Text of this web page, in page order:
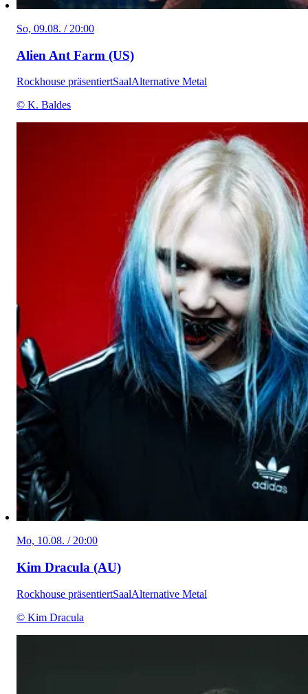
So, 09.08. / 20:00
Alien Ant Farm (US)
Rockhouse präsentiertSaalAlternative Metal
© K. Baldes
Mo, 10.08. / 20:00
Kim Dracula (AU)
Rockhouse präsentiertSaalAlternative Metal
© Kim Dracula